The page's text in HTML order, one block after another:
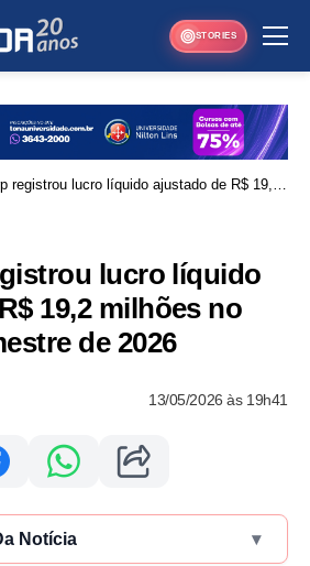
STORIES
registrou lucro líquido ajustado de R$ 19,2
lucro líquido
19,2 milhões no
de 2026
13/05/2026 às 19h41
Notícia ▾